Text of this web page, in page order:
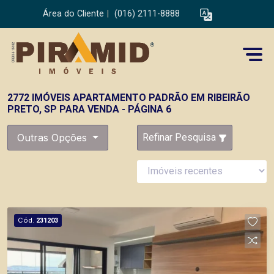
Área do Cliente (016) 2111-8888
2772 IMÓVEIS APARTAMENTO PADRÃO EM RIBEIRÃO
PRETO, SP PARA VENDA - PÁGINA 6
Outras Opções Refinar Pesquisa
Cód. 231203